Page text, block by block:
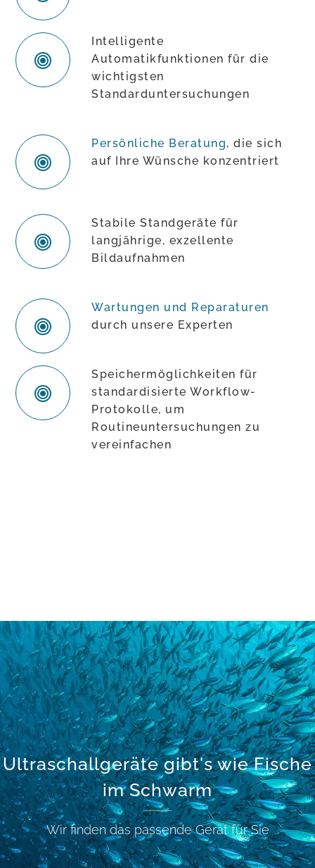
Intelligente
Automatikfunktionen für die
wichtigsten
Standarduntersuchungen
Persönliche Beratung, die sich
auf Ihre Wünsche konzentriert
Stabile Standgeräte für
langjährige, exzellente
Bildaufnahmen
Wartungen und Reparaturen
durch unsere Experten
Speichermöglichkeiten für
standardisierte Workflow-
Protokolle, um
Routineuntersuchungen zu
vereinfachen
Ultraschallgeräte gibt's wie Fische
im Schwarm
Wir finden das passende Gerät für Sie